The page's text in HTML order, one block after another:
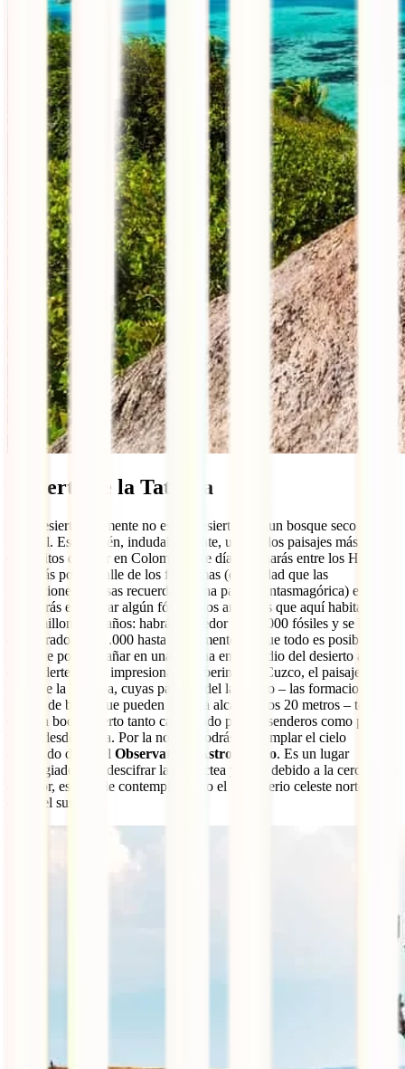
Desierto de la Tatacoa
Este desierto realmente no es un desierto sino un bosque seco
tropical. Es también, indudablemente, uno de los paisajes más bellos
e insólitos que ver en Colombia. De día caminarás entre los Hoyos,
pasearás por el Valle de los fantasmas (de verdad que las
formaciones rocosas recuerdan a una panda fantasmagórica) e
intentarás encontrar algún fósil de los animales que aquí habitaban
hace millones de años: habrá alrededor de 30.000 fósiles y se han
encontrado sólo 1.000 hasta el momento así que todo es posible…
Hasta te podrás bañar en una piscina en el medio del desierto antes
de perderte por el impresionante laberinto de Cuzco, el paisaje más
bello de la Tatacoa, cuyas paredes del laberinto – las formaciones
rojizas de barro que pueden llegar a alcanzar los 20 metros – te
dejarán boquiabierto tanto caminando por los senderos como por las
vistas desde arriba. Por la noche, podrás contemplar el cielo
estrellado desde el Observatorio Astronómico. Es un lugar
privilegiado para descifrar la vía láctea ya que debido a la cercanía al
ecuador, es posible contemplar tanto el hemisferio celeste norte
como el sur.